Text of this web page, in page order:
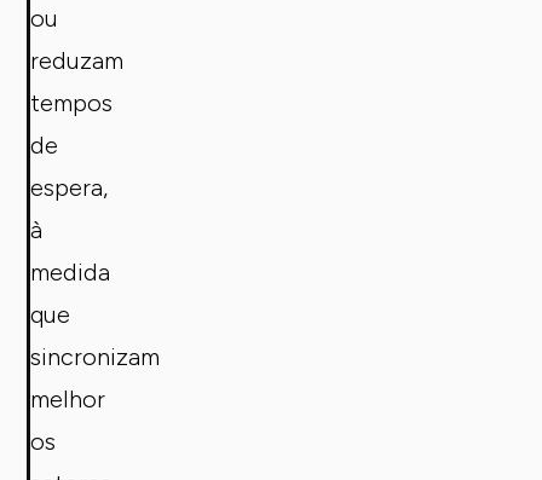
ou
reduzam
tempos
de
espera,
à
medida
que
sincronizam
melhor
os